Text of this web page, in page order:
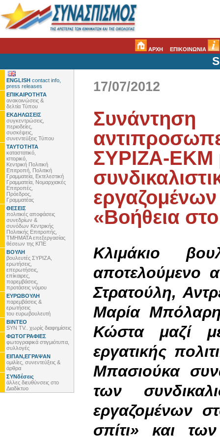
ΑΡΧΗ ΕΠΙΚΟΙΝΩΝΙΑ
ENGLISH contact info,
press releases
ΕΠΙΚΑΙΡΟΤΗΤΑ
ανακοινώσεις &
δελτία Τύπου
ΕΚΔΗΛΩΣΕΙΣ
συγκεντρώσεις,
περιοδείες,
συσκέψεις,
συνεντεύξεις Τύπου
ΤΑΥΤΟΤΗΤΑ
καταστατικό,
ιστορικό,
Κεντρική Πολιτική
Επιτροπή, Πολιτική
Γραμματεία, Εκτελεστική
Γραμματεία, Νομαρχιακές
Επιτροπές,
Πρόεδρος,
Γραμματέας
ΘΕΣΕΙΣ
πολιτικές αποφάσεις
συνεδρίων &
συνόδων Κεντρικής
Πολιτικής Επιτροπής,
ΤΜΗΜΑΤΑ επεξεργασίας
θέσεων της ΚΠΕ
ΒΟΥΛΗ
βουλευτές ΣΥΡΙΖΑ,
ερωτήσεις,
επερωτήσεις,
επίκαιρες,
παρεμβάσεις,
προτάσεις νόμου
ΕΥΡΩΒΟΥΛΗ
παρεμβάσεις &
ερωτήσεις
του ευρωβουλευτή
ΒΙΝΤΕΟ
SYN TV.. χωρίς διαφημίσεις
ΦΩΤΟΓΡΑΦΙΕΣ
φωτογραφικά στιγμιότυπα,
συλλογές
ΕΙΠΑΝ,ΕΓΡΑΨΑΝ
ομιλίες, συνεντεύξεις &
άρθρα
ΣΥΝδέσεις
άλλες διευθύνσεις στο
Διαδίκτυο
17/07/2012
Συνάντηση
ΣΥΡΙΖΑ-ΕΚΜ
«Βοήθεια
Κλιμάκιο
αποτελούμενο
Στρατούλη,
Μαρία
Κώστα μαζί
εργατικής
Μπασιούκα
των
εργαζομένων
σπίτι» και